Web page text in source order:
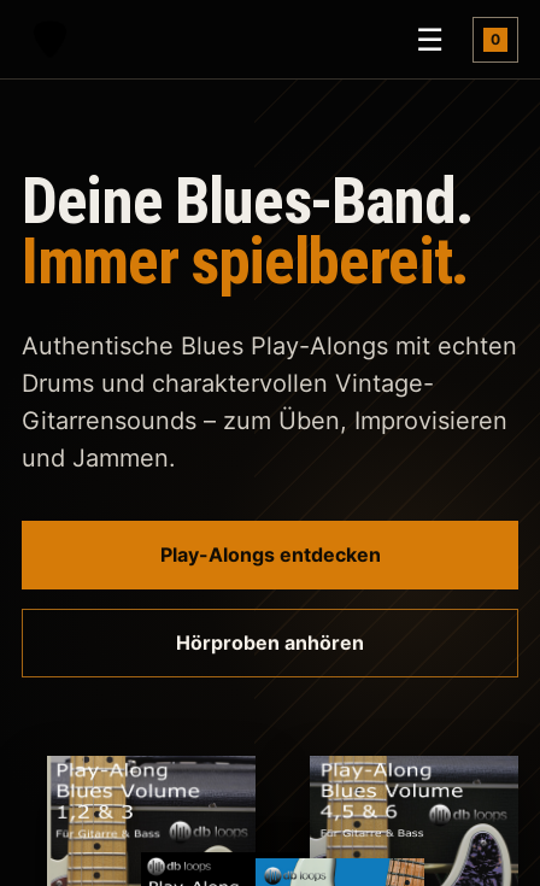
Menü
☰ 0
Deine Blues-Band.
Immer spielbereit.
Authentische Blues Play-Alongs mit echten
Drums und charaktervollen Vintage-
Gitarrensounds – zum Üben, Improvisieren
und Jammen.
Play-Alongs entdecken
Hörproben anhören